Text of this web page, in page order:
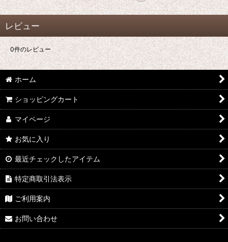
レビュー
0件のレビュー
ホーム
ショッピングカート
マイページ
お気に入り
最近チェックしたアイテム
特定商取引法表示
ご利用案内
お問い合わせ